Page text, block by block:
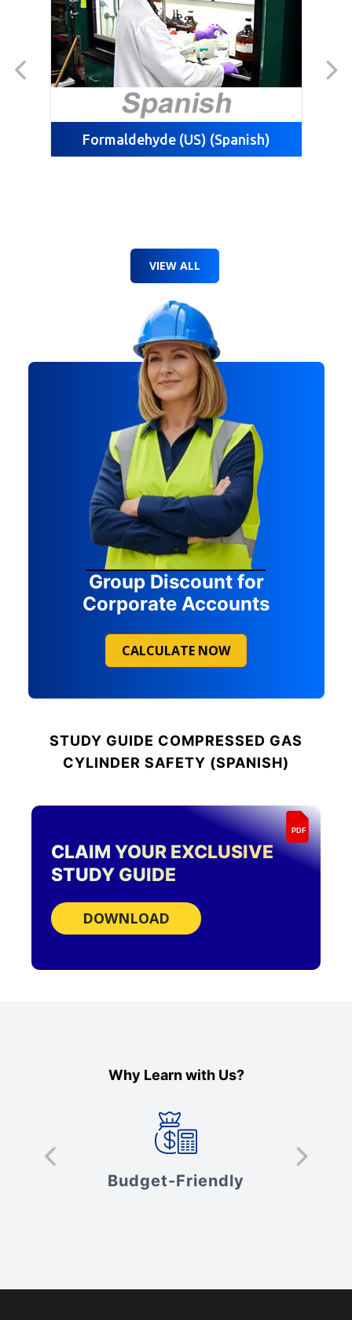
manipular cilindros de gas
comprimido de forma segura y
eficaz.
Formaldehyde (US) (Spanish)
VIEW ALL
Group Discount for
Corporate Accounts
CALCULATE NOW
STUDY GUIDE COMPRESSED GAS
CYLINDER SAFETY (SPANISH)
PDF
CLAIM YOUR EXCLUSIVE
STUDY GUIDE
DOWNLOAD
Why Learn with Us?
Budget-Friendly